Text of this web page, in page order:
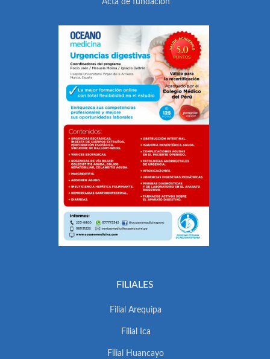
Acta de fundación
FILIALES
Filial Arequipa
Filial Ica
Filial Huancayo